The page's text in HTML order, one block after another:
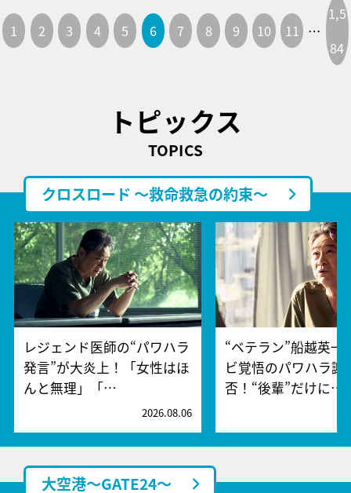
1 2 3 4 5 6 7 8 9 10 11 …
1,5
84
トピックス
TOPICS
クロスロード ～救命救急の約束～
レジェンド医師の“パワハラ
発言”が大炎上！「女性はほ
んと無理」「…
2026.08.06
“ベテラン”船越英一
ビ覚悟のパワハラ謝
否！“後輩”だけに…
大空港～GATE24～